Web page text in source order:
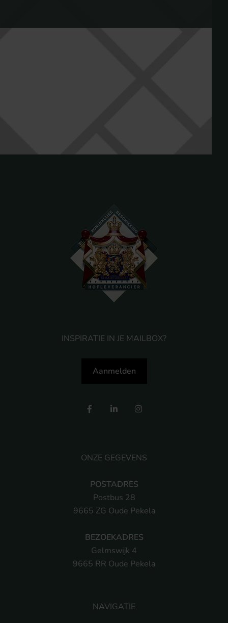
NAVIGATIE
ONZE GEGEVENS
POSTADRES
Postbus 28
9665 ZG Oude Pekela
BEZOEKADRES
Gelmswijk 4
9665 RR Oude Pekela
INSPIRATIE IN JE MAILBOX?
Aanmelden